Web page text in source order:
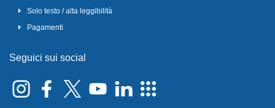
Solo testo / alta leggibilità
Pagamenti
Seguici sui social